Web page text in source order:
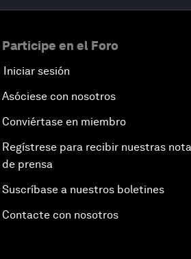
Participe en el Foro
Iniciar sesión
Asóciese con nosotros
Conviértase en miembro
Regístrese para recibir nuestras
de prensa
Suscríbase a nuestros boletines
Contacte con nosotros